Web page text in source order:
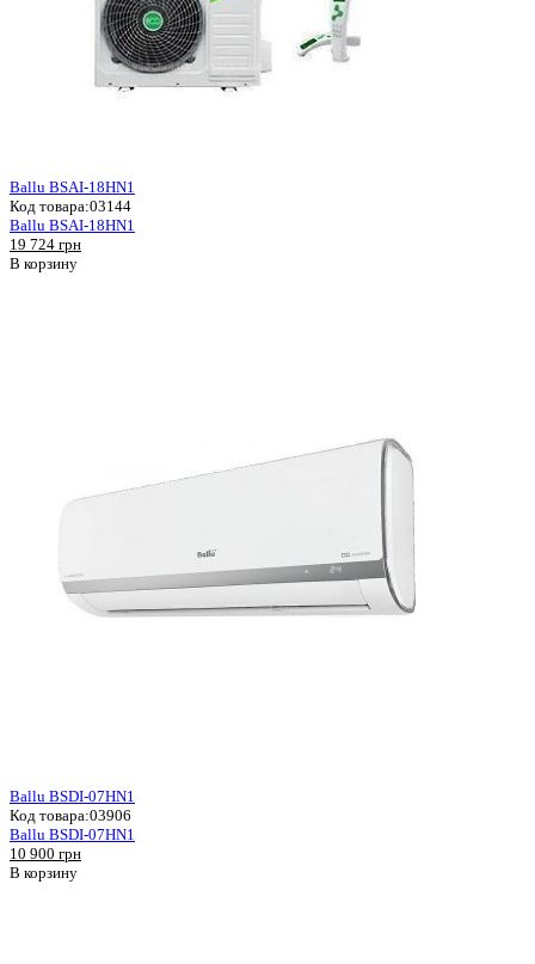
Ballu BSAI-18HN1
Код товара:03144
Ballu BSAI-18HN1
19 724 грн
В корзину
Ballu BSDI-07HN1
Код товара:03906
Ballu BSDI-07HN1
10 900 грн
В корзину